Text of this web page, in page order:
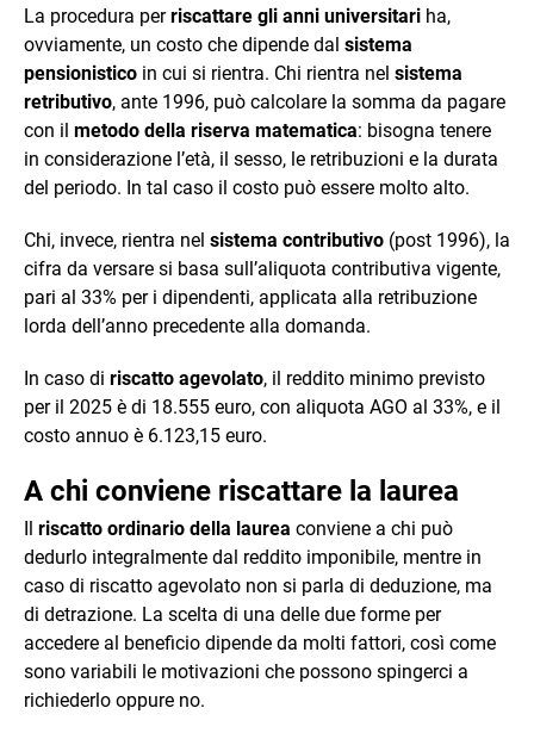
La procedura perriscattare gli anni universitari ha,
ovviamente, un costo che dipende dal sistema
pensionistico in cui si rientra. Chi rientra nel sistema
retributivo, ante 1996, può calcolare la somma da pagare
con il metodo della riserva matematica: bisogna tenere
in considerazione l’età, il sesso, le retribuzioni e la durata
del periodo. In tal caso il costo può essere molto alto.
Chi, invece, rientra nel sistema contributivo (post 1996), la
cifra da versare si basa sull’aliquota contributiva vigente,
pari al 33% per i dipendenti, applicata alla retribuzione
lorda dell’anno precedente alla domanda.
In caso di riscatto agevolato, il reddito minimo previsto
per il 2025 è di 18.555 euro, con aliquota AGO al 33%, e il
costo annuo è 6.123,15 euro.
A chi conviene riscattare la laurea
Il riscatto ordinario della laurea conviene a chi può
dedurlo integralmente dal reddito imponibile, mentre in
caso di riscatto agevolato non si parla di deduzione, ma
di detrazione. La scelta di una delle due forme per
accedere al beneficio dipende da molti fattori, così come
sono variabili le motivazioni che possono spingerci a
richiederlo oppure no.